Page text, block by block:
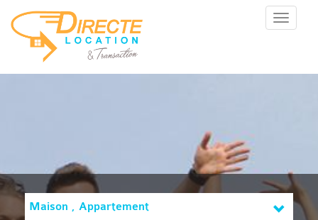
Menu
Maison , Appartement